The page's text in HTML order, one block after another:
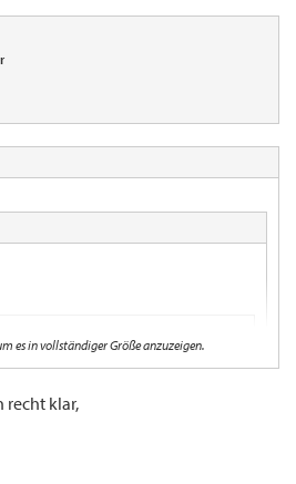
S, T, U, V, W, X, Y, Z.
es in vollständiger Größe anzuzeigen.
recht klar,